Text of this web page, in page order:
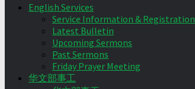
English Services
Service Information & Registration
Latest Bulletin
Upcoming Sermons
Past Sermons
Friday Prayer Meeting
华文部事工